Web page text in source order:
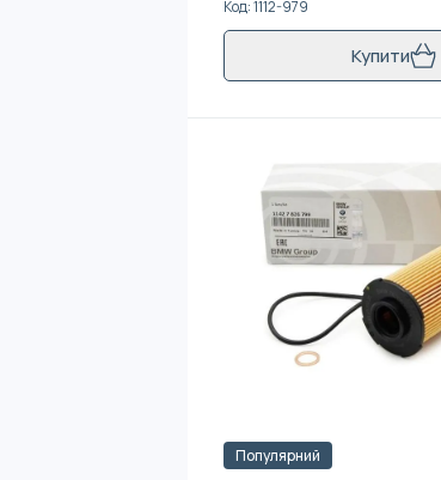
Код:1112-979
Купити
Популярний